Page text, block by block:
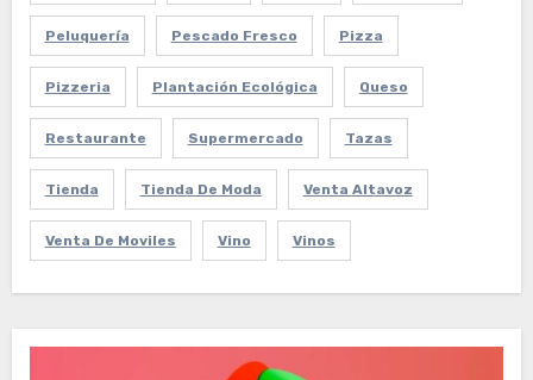
Peluquería Pescado Fresco Pizza
Pizzeria Plantación Ecológica Queso
Restaurante Supermercado Tazas
Tienda Tienda De Moda Venta Altavoz
Venta De Moviles Vino Vinos